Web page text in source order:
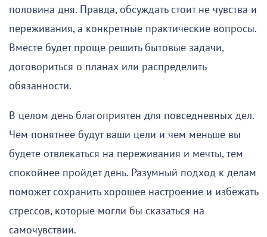
половина дня. Правда, обсуждать стоит не чувства и
переживания, а конкретные практические вопросы.
Вместе будет проще решить бытовые задачи,
договориться о планах или распределить
обязанности.
В целом день благоприятен для повседневных дел.
Чем понятнее будут ваши цели и чем меньше вы
будете отвлекаться на переживания и мечты, тем
спокойнее пройдет день. Разумный подход к делам
поможет сохранить хорошее настроение и избежать
стрессов, которые могли бы сказаться на
самочувствии.